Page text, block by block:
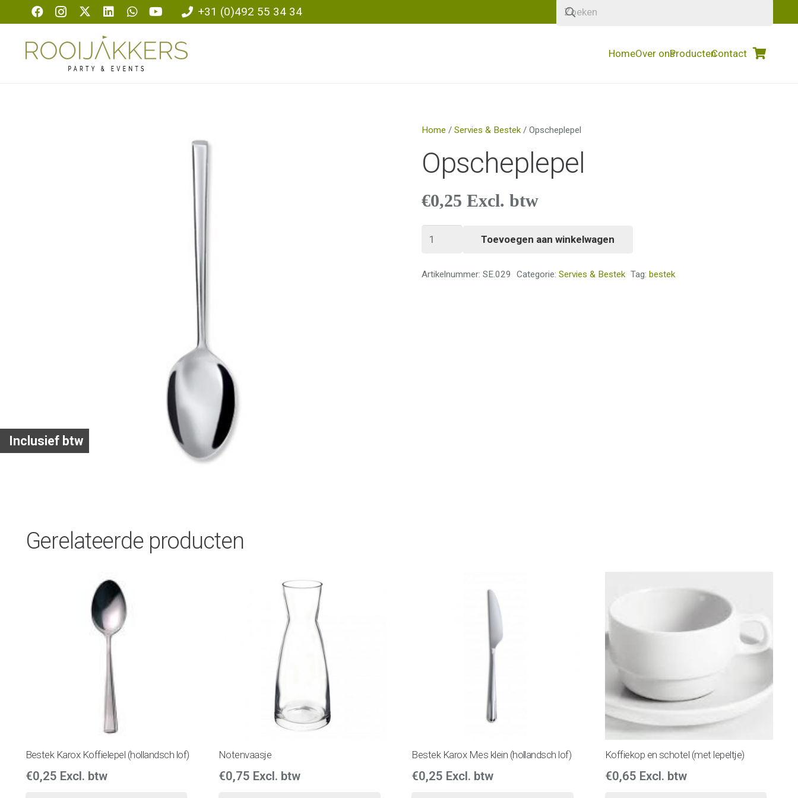
Inclusief btw
+31 (0)492 55 34 34
HomeOver onsProductenContact
Home / Servies & Bestek/ Opscheplepel
Opscheplepel
€0,25 Excl. btw
OpscheplepelToevoegen aan winkelwagen
Artikelnummer: SE.029 Categorie: Servies & Bestek Tag: bestek
Gerelateerde producten
Bestek Karox Koffielepel (hollandsch lof)
€0,25 Excl. btw
Notenvaasje
€0,75 Excl. btw
Bestek Karox Mes klein (hollandsch lof)
€0,25 Excl. btw
Koffiekop en schotel (met lepeltje)
€0,65 Excl. btw